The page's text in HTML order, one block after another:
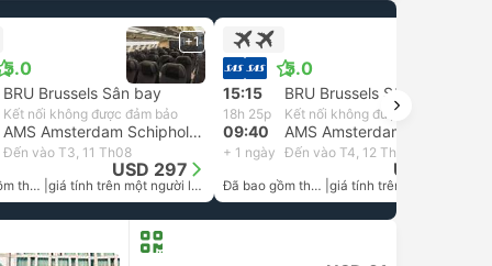
5.0
+1
BRU Brussels Sân bay
Kết nối không được đảm bảo
AMS Amsterdam Schiphol Flygplats
Đến vào T3, 11 Th08
USD 297
Đã bao gồm thuế | giá tính trên một người lớn
5.0
15:15 BRU Brussels Sân bay
18h 25p Kết nối không được đảm bảo
09:40
+ 1 ngày Đến vào T4, 12 Th08
USD 297
Đã bao gồm thuế |